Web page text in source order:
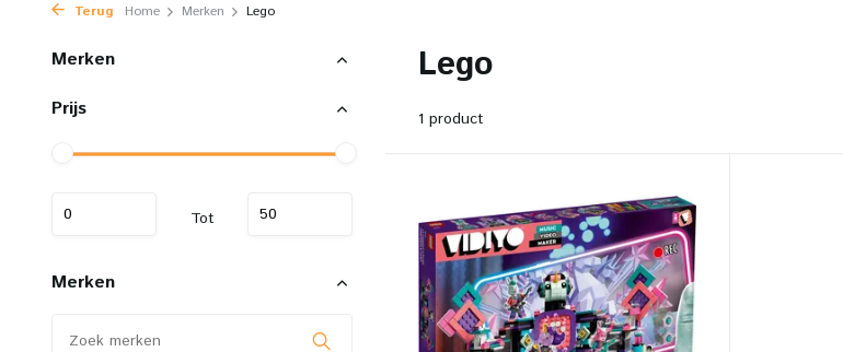
Terug Home Merken Lego
Merken
Prijs
Tot
Merken
Lego
1 product